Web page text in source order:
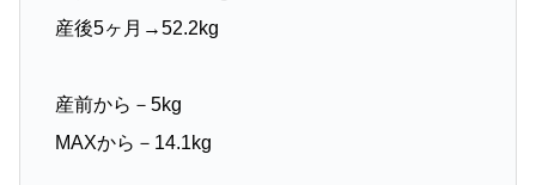
産後5ヶ月→52.2kg
産前から－5kg
MAXから－14.1kg